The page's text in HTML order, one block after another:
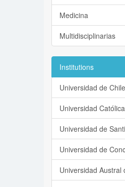
Medicina
Multidisciplinarias
Institutions
Universidad de Chile
Universidad
Universidad de
Universidad de
Universidad Austral